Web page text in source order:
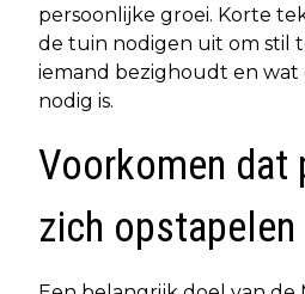
persoonlijke groei. Korte
de tuin nodigen uit om stil
iemand bezighoudt en
nodig is.
Voorkomen dat
zich opstapelen